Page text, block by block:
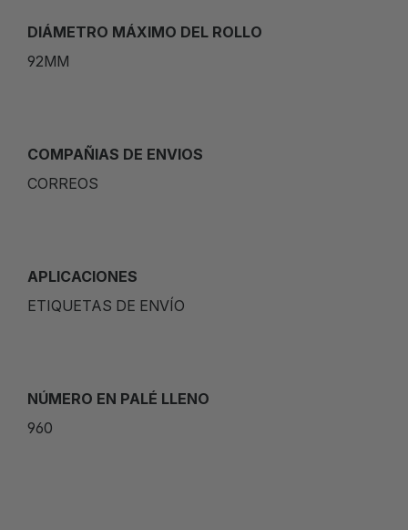
DIÁMETRO MÁXIMO DEL ROLLO
92MM
COMPAÑIAS DE ENVIOS
CORREOS
APLICACIONES
ETIQUETAS DE ENVÍO
NÚMERO EN PALÉ LLENO
960